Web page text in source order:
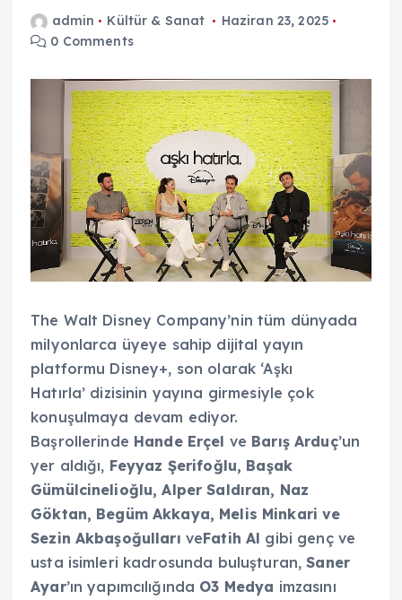
admin Kültür & Sanat
Haziran 23, 2025
0 Comments
The Walt Disney Company’nin tüm dünyada
milyonlarca üyeye sahip dijital yayın
platformu Disney+, son olarak ‘Aşkı
Hatırla’ dizisinin yayına girmesiyle çok
konuşulmaya devam ediyor.
Başrollerinde Hande Erçel ve Barış Arduç’un
yer aldığı, Feyyaz Şerifoğlu, Başak
Gümülcinelioğlu, Alper Saldıran, Naz
Göktan, Begüm Akkaya, Melis Minkari ve
Sezin Akbaşoğulları veFatih Al gibi genç ve
usta isimleri kadrosunda buluşturan,Saner
Ayar’ın yapımcılığında O3 Medya imzasını